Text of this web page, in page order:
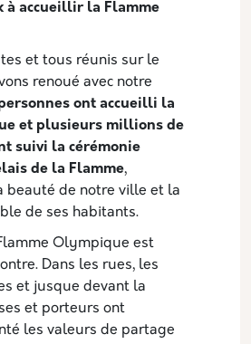
à accueillir la Flamme
et tous réunis sur le
renoué avec notre
ont accueilli la
et plusieurs millions de
suivi la cérémonie
de la Flamme,
beauté de notre ville et la
de ses habitants.
Olympique est
Dans les rues, les
et jusque devant la
et porteurs ont
les valeurs de partage